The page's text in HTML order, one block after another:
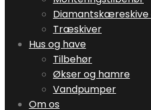
Diamantskæreskive
Træskiver
Hus og have
Tilbehør
Økser og hamre
Vandpumper
Om os